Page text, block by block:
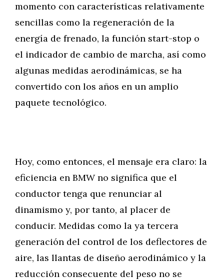
momento con características relativamente
sencillas como la regeneración de la
energía de frenado, la función start-stop o
el indicador de cambio de marcha, así como
algunas medidas aerodinámicas, se ha
convertido con los años en un amplio
paquete tecnológico.
Hoy, como entonces, el mensaje era claro: la
eficiencia en BMW no significa que el
conductor tenga que renunciar al
dinamismo y, por tanto, al placer de
conducir. Medidas como la ya tercera
generación del control de los deflectores de
aire, las llantas de diseño aerodinámico y la
reducción consecuente del peso no se